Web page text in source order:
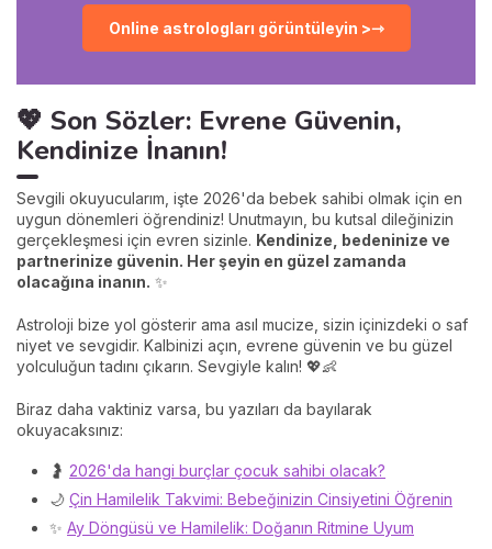
Online astrologları görüntüleyin >
💖 Son Sözler: Evrene Güvenin,
Kendinize İnanın!
Sevgili okuyucularım, işte 2026'da bebek sahibi olmak için en
uygun dönemleri öğrendiniz! Unutmayın, bu kutsal dileğinizin
gerçekleşmesi için evren sizinle. Kendinize, bedeninize ve
partnerinize güvenin. Her şeyin en güzel zamanda
olacağına inanın. ✨
Astroloji bize yol gösterir ama asıl mucize, sizin içinizdeki o saf
niyet ve sevgidir. Kalbinizi açın, evrene güvenin ve bu güzel
yolculuğun tadını çıkarın. Sevgiyle kalın! 💖👶
Biraz daha vaktiniz varsa, bu yazıları da bayılarak
okuyacaksınız:
🤰 2026'da hangi burçlar çocuk sahibi olacak?
🌙 Çin Hamilelik Takvimi: Bebeğinizin Cinsiyetini Öğrenin
✨ Ay Döngüsü ve Hamilelik: Doğanın Ritmine Uyum